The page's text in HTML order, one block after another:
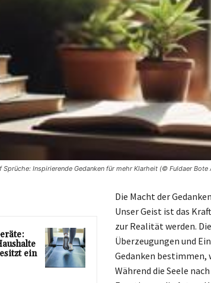
Sprüche: Inspirierende Gedanken für mehr Klarheit (© Fuldaer
ein
Die Macht der
Unser Geist ist das
zur Realität werden.
Überzeugungen und
Gedanken bestimmen,
Während die Seele